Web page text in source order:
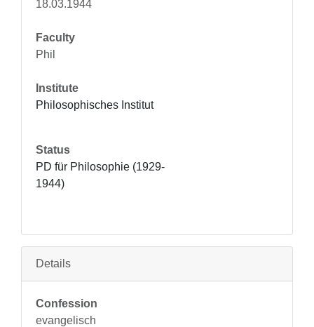
18.03.1944
Faculty
Phil
Institute
Philosophisches Institut
Status
PD für Philosophie (1929-
1944)
Details
Confession
evangelisch